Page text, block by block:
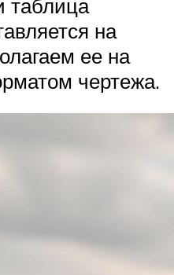
таблица
на
ее на
чертежа.